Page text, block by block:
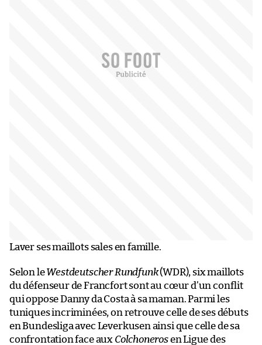
Laver ses maillots sales en famille.
Selon leWestdeutscher Rundfunk(WDR), six maillots
du défenseur de Francfort sont au cœur d’un conflit
qui oppose Danny da Costa à sa maman. Parmi les
tuniques incriminées, on retrouve celle de ses débuts
en Bundesliga avec Leverkusen ainsi que celle de sa
confrontation face aux Colchonerosen Ligue des